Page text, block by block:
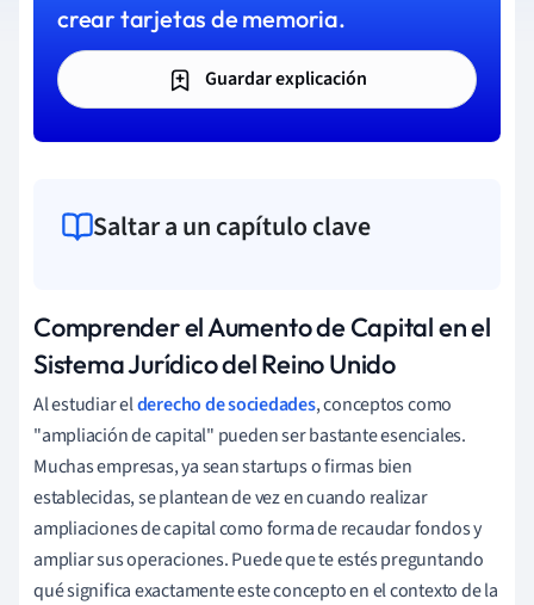
crear tarjetas de memoria.
Guardar explicación
Saltar a un capítulo clave
Comprender el Aumento de Capital en el
Sistema Jurídico del Reino Unido
Al estudiar elderecho de sociedades, conceptos como
"ampliación de capital" pueden ser bastante esenciales.
Muchas empresas, ya sean startups o firmas bien
establecidas, se plantean de vez en cuando realizar
ampliaciones de capital como forma de recaudar fondos y
ampliar sus operaciones. Puede que te estés preguntando
qué significa exactamente este concepto en el contexto de la